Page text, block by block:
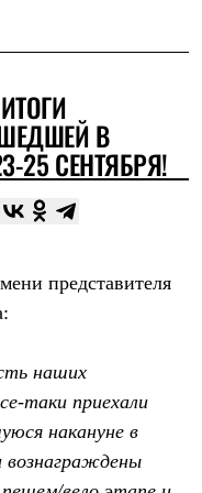
В
25 СЕНТЯБРЯ!
представителя
наших
таки приехали
накануне в
вознаграждены